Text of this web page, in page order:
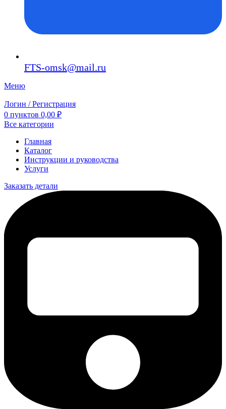
FTS-omsk@mail.ru
Меню
Логин / Регистрация
0 пунктов 0,00 ₽
Все категории
Главная
Каталог
Инструкции и руководства
Услуги
Заказать детали